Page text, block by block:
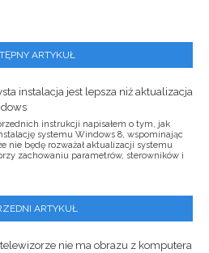
ARTYKUŁ
instalacja jest lepsza niż aktualizacja
instrukcji napisałem o tym, jak
systemu Windows 8, wspominając
nie będę rozważał aktualizacji systemu
zachowaniu parametrów, sterowników i
ARTYKUŁ
nie ma obrazu z komputera